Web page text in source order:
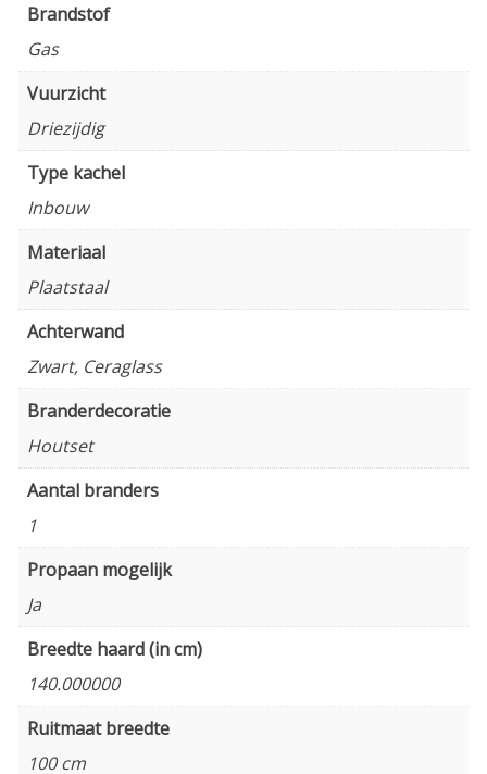
Brandstof
Gas
Vuurzicht
Driezijdig
Type kachel
Inbouw
Materiaal
Plaatstaal
Achterwand
Zwart, Ceraglass
Branderdecoratie
Houtset
Aantal branders
1
Propaan mogelijk
Ja
Breedte haard (in cm)
140.000000
Ruitmaat breedte
100 cm